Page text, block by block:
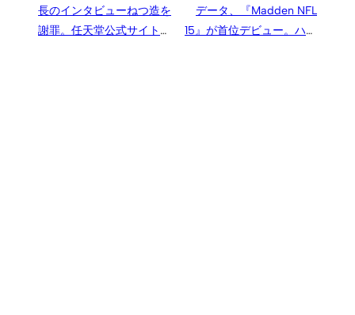
長のインタビューねつ造を
謝罪。任天堂公式サイトか
データ、『Madden NFL
15』が首位デビュー。ハー